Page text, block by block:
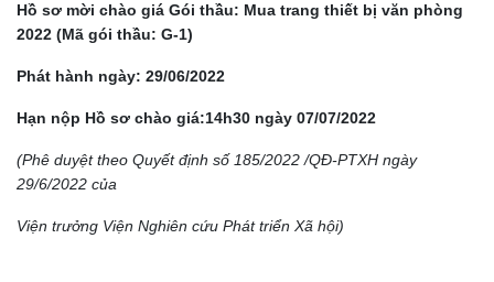
Hồ sơ mời chào giá Gói thầu: Mua trang thiết bị văn phòng
2022 (Mã gói thầu: G-1)
Phát hành ngày: 29/06/2022
Hạn nộp Hồ sơ chào giá:14h30 ngày 07/07/2022
(Phê duyệt theo Quyết định số 185/2022 /QĐ-PTXH ngày
29/6/2022 của
Viện trưởng Viện Nghiên cứu Phát triển Xã hội)